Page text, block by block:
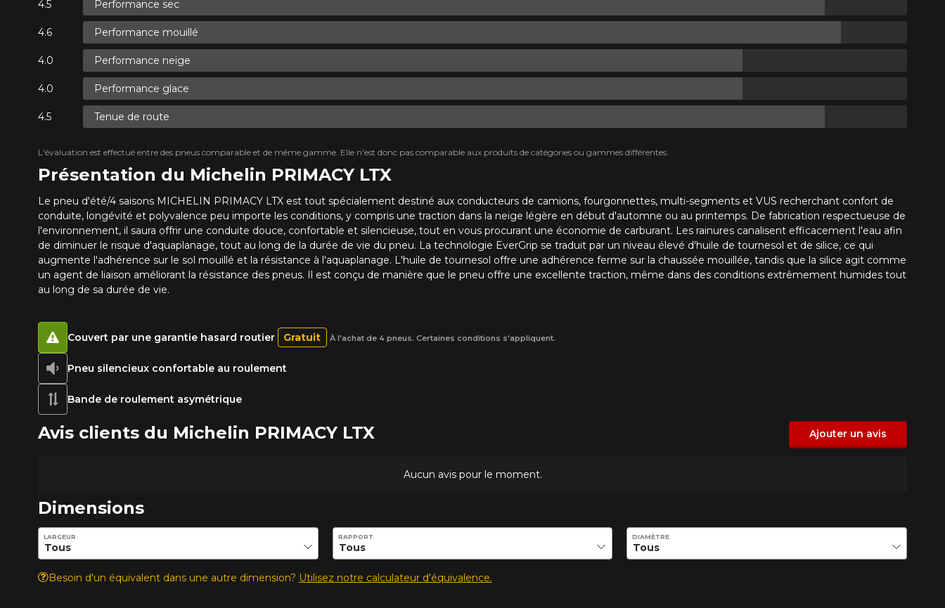
Présentation du Michelin PRIMACY LTX
Le pneu d'été/4 saisons MICHELIN PRIMACY LTX est tout spécialement destiné aux conducteurs de camions, fourgonnettes, multi-segments et VUS recherchant confort de
conduite, longévité et polyvalence peu importe les conditions, y compris une traction dans la neige légère en début d'automne ou au printemps. De fabrication respectueuse de
l'environnement, il saura offrir une conduite douce, confortable et silencieuse, tout en vous procurant une économie de carburant. Les rainures canalisent efficacement l'eau afin
de diminuer le risque d'aquaplanage, tout au long de la durée de vie du pneu. La technologie EverGrip se traduit par un niveau élevé d'huile de tournesol et de silice, ce qui
augmente l'adhérence sur le sol mouillé et la résistance à l'aquaplanage. L'huile de tournesol offre une adhérence ferme sur la chaussée mouillée, tandis que la silice agit comme
un agent de liaison améliorant la résistance des pneus. Il est conçu de manière que le pneu offre une excellente traction, même dans des conditions extrêmement humides tout
au long de sa durée de vie.
Performance sec
Performance mouillé
Performance neige
Performance glace
Tenue de route
L'évaluation est effectué entre des pneus comparable et de même gamme. Elle n'est donc pas comparable aux produits de catégories ou gammes différentes.
Pneu silencieux confortable au roulement
Bande de roulement asymétrique
Couvert par une garantie hasard routier Gratuit À l'achat de 4 pneus. Certaines conditions s'appliquent.
Avis clients du Michelin PRIMACY LTX Ajouter un avis
Aucun avis pour le moment.
Dimensions
Entrez les dimensions souhaitées pour vérifier la disponibilité de ce produit.
LARGEUR RAPPORT DIAMÈTRE
Besoin d'un équivalent dans une autre dimension? Utilisez notre calculateur d'équivalence.